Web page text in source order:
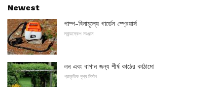
Newest
পাম্প-বিনামূল্যে গার্ডেন স্প্রেয়ার্স
ল্যান্ডস্কেপ সরঞ্জাম
লন এবং বাগান জন্য শীর্ষ কাঠের কাঠামো
প্রাকৃতিক দৃশ্য নির্মাণ